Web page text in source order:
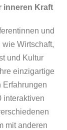
inneren Kraft
und
Wirtschaft,
und Kultur
einzigartige
Erfahrungen
interaktiven
mit anderen